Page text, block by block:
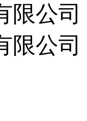
限公司
限公司